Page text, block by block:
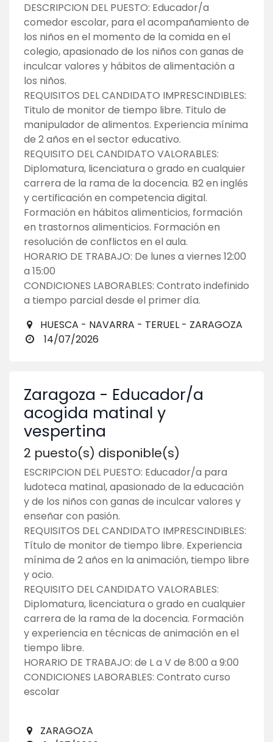
DESCRIPCION DEL PUESTO: Educador/a
comedor escolar, para el acompañamiento de
los niños en el momento de la comida en el
colegio, apasionado de los niños con ganas de
inculcar valores y hábitos de alimentación a
los niños.
REQUISITOS DEL CANDIDATO IMPRESCINDIBLES:
Titulo de monitor de tiempo libre. Titulo de
manipulador de alimentos. Experiencia mínima
de 2 años en el sector educativo.
REQUISITO DEL CANDIDATO VALORABLES:
Diplomatura, licenciatura o grado en cualquier
carrera de la rama de la docencia. B2 en inglés
y certificación en competencia digital.
Formación en hábitos alimenticios, formación
en trastornos alimenticios. Formación en
resolución de conflictos en el aula.
HORARIO DE TRABAJO: De lunes a viernes 12:00
a 15:00
CONDICIONES LABORABLES: Contrato indefinido
a tiempo parcial desde el primer día.
HUESCA - NAVARRA - TERUEL - ZARAGOZA
14/07/2026
Zaragoza - Educador/a
acogida matinal y
vespertina
2 puesto(s) disponible(s)
ESCRIPCION DEL PUESTO: Educador/a para
ludoteca matinal, apasionado de la educación
y de los niños con ganas de inculcar valores y
enseñar con pasión.
REQUISITOS DEL CANDIDATO IMPRESCINDIBLES:
Título de monitor de tiempo libre. Experiencia
mínima de 2 años en la animación, tiempo libre
y ocio.
REQUISITO DEL CANDIDATO VALORABLES:
Diplomatura, licenciatura o grado en cualquier
carrera de la rama de la docencia. Formación
y experiencia en técnicas de animación en el
tiempo libre.
HORARIO DE TRABAJO: de L a V de 8:00 a 9:00
CONDICIONES LABORABLES: Contrato curso
escolar
ZARAGOZA